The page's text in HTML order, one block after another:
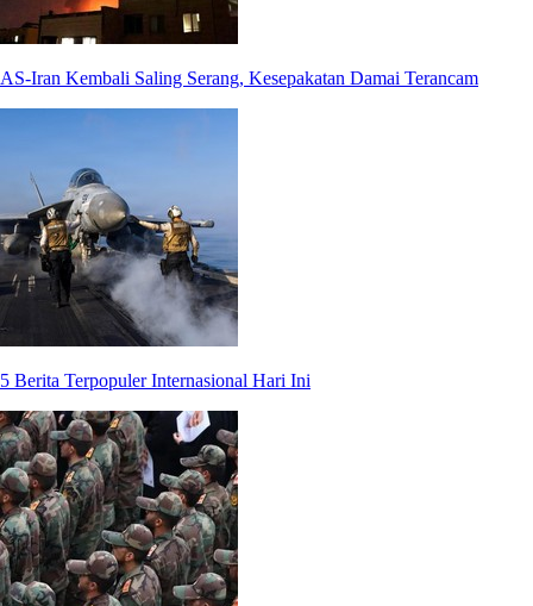
AS-Iran Kembali Saling Serang, Kesepakatan Damai Terancam
5 Berita Terpopuler Internasional Hari Ini